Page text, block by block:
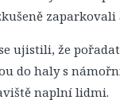
ujistili, že
do haly s
naplní lidmi.